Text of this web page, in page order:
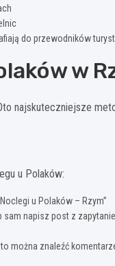
do przewodników
w
najskuteczniejsze
u Polaków:
u Polaków – Rzym”
sam napisz post z
można znaleźć